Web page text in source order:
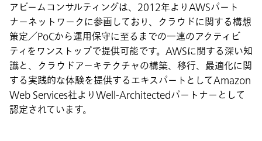
アビームコンサルティングは、2012年よりAWSパート
ナーネットワークに参画しており、クラウドに関する構想
策定／PoCから運用保守に至るまでの一連のアクティビ
ティをワンストップで提供可能です。AWSに関する深い知
識と、クラウドアーキテクチャの構築、移行、最適化に関
する実践的な体験を提供するエキスパートとしてAmazon
Web Services社よりWell-Architectedパートナーとして
認定されています。